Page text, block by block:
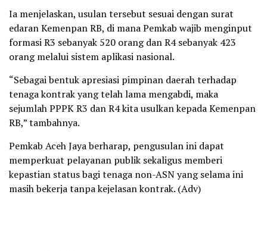
Ia menjelaskan, usulan tersebut sesuai dengan surat
edaran Kemenpan RB, di mana Pemkab wajib menginput
formasi R3 sebanyak 520 orang dan R4 sebanyak 423
orang melalui sistem aplikasi nasional.
“Sebagai bentuk apresiasi pimpinan daerah terhadap
tenaga kontrak yang telah lama mengabdi, maka
sejumlah PPPK R3 dan R4 kita usulkan kepada Kemenpan
RB,” tambahnya.
Pemkab Aceh Jaya berharap, pengusulan ini dapat
memperkuat pelayanan publik sekaligus memberi
kepastian status bagi tenaga non-ASN yang selama ini
masih bekerja tanpa kejelasan kontrak. (Adv)